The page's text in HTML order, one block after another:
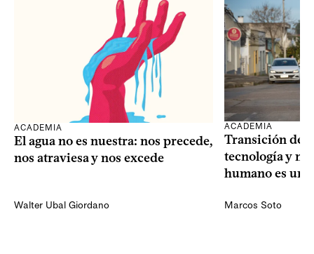
ACADEMIA
El agua no es nuestra: nos precede,
nos atraviesa y nos excede
Walter Ubal Giordano
ACADEMIA
Transición
tecnología y
humano es
Marcos Soto